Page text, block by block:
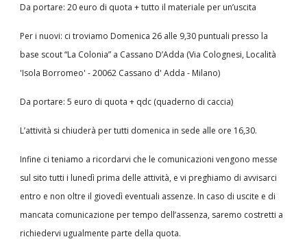
Da portare: 20 euro di quota + tutto il materiale per un’uscita
Per i nuovi: ci troviamo Domenica 26 alle 9,30 puntuali presso la
base scout “La Colonia” a Cassano D’Adda (Via Colognesi, Località
'Isola Borromeo' - 20062 Cassano d' Adda - Milano)
Da portare: 5 euro di quota + qdc (quaderno di caccia)
L’attività si chiuderà per tutti domenica in sede alle ore 16,30.
Infine ci teniamo a ricordarvi che le comunicazioni vengono messe
sul sito tutti i lunedì prima delle attività, e vi preghiamo di avvisarci
entro e non oltre il giovedì eventuali assenze. In caso di uscite e di
mancata comunicazione per tempo dell’assenza, saremo costretti a
richiedervi ugualmente parte della quota.